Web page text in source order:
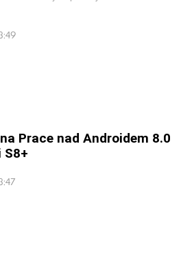
Prace nad Androidem 8.0
S8+